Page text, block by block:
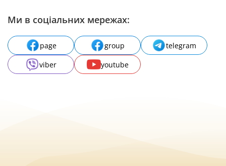
Ми в соціальних мережах:
page group
telegram
viber
youtube